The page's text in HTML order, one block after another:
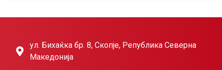
ул. Бихаќка бр. 8, Скопје, Република Северна
Македонија